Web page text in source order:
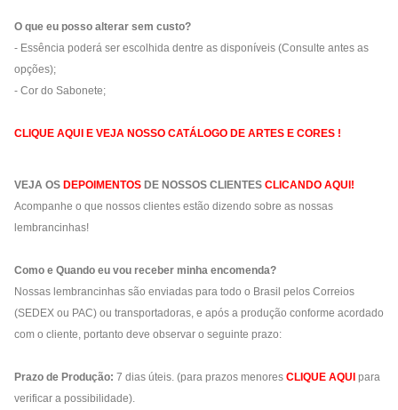
O que eu posso alterar sem custo?
- Essência poderá ser escolhida dentre as disponíveis (Consulte antes as
opções);
- Cor do Sabonete;
CLIQUE AQUI E VEJA NOSSO CATÁLOGO DE ARTES E CORES !
VEJA OS DEPOIMENTOS DE NOSSOS CLIENTES CLICANDO AQUI!
Acompanhe o que nossos clientes estão dizendo sobre as nossas
lembrancinhas!
Como e Quando eu vou receber minha encomenda?
Nossas lembrancinhas são enviadas para todo o Brasil pelos Correios
(SEDEX ou PAC) ou transportadoras, e após a produção conforme acordado
com o cliente, portanto deve observar o seguinte prazo:
Prazo de Produção: 7 dias úteis. (para prazos menores CLIQUE AQUI para
verificar a possibilidade).